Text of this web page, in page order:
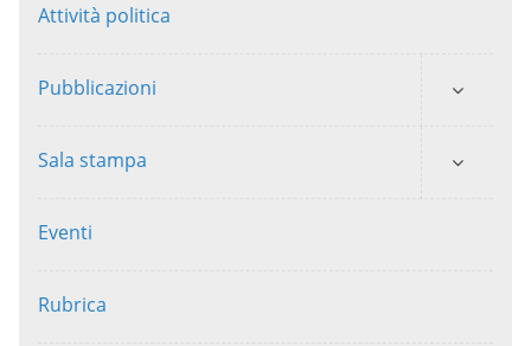
Attività politica
Pubblicazioni
Sala stampa
Eventi
Rubrica